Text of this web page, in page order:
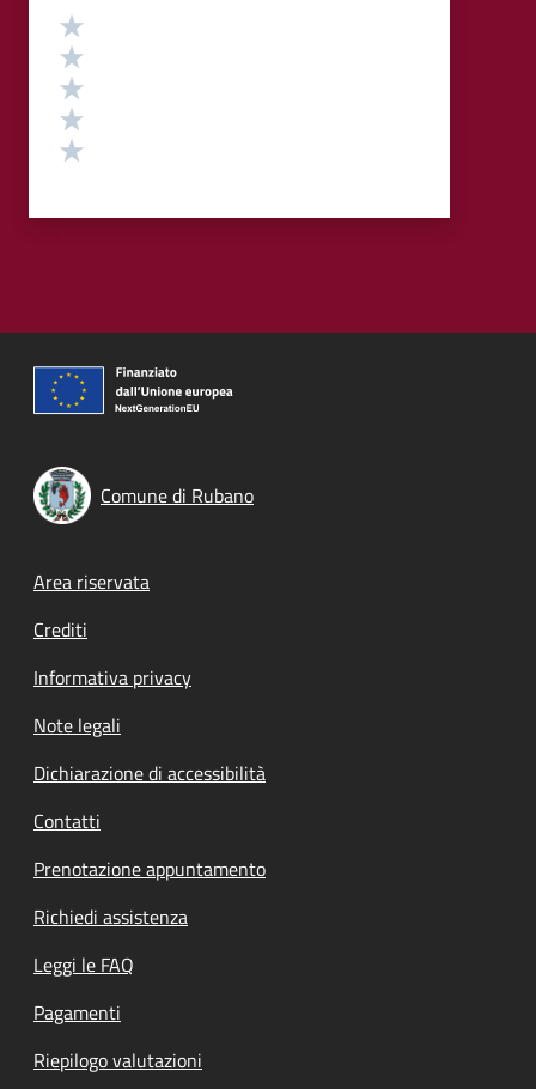
Valutazione
Comune di Rubano
Footer menu
Area riservata
Crediti
Informativa privacy
Note legali
Dichiarazione di accessibilità
Contatti
Prenotazione appuntamento
Richiedi assistenza
Leggi le FAQ
Pagamenti
Riepilogo valutazioni